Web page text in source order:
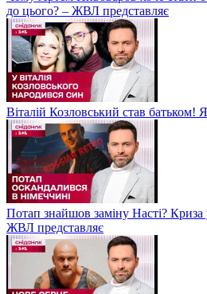
до цього? – ЖВЛ представляє
Віталій Козловський став батьком!
Потап знайшов заміну Насті?
ЖВЛ представляє